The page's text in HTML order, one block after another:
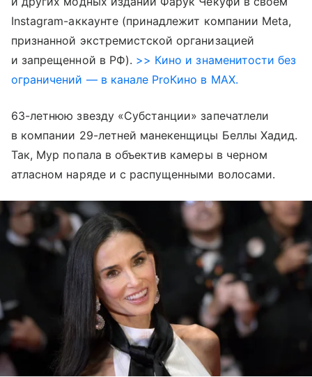
Instagram-аккаунте (принадлежит компании Meta,
признанной экстремистской организацией
и запрещенной в РФ). >> Кино и знаменитости без
ограничений — в канале ProКино в MAX.
63-летнюю звезду «Субстанции» запечатлели
в компании 29-летней манекенщицы Беллы Хадид.
Так, Мур попала в объектив камеры в черном
атласном наряде и с распущенными волосами.